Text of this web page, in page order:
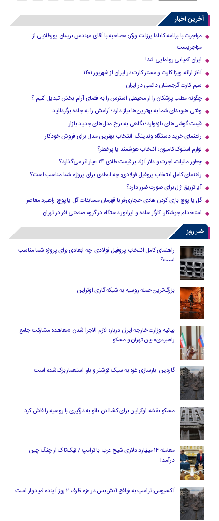
31
32
33
34
35
36
› آخرین اخبار
مهاجرت با برنامه کانادا پرزنت ورکر: مصاحبه با آقای مهندس نریمان پورطلایی از
مهاجریست
ایران کمپانی رونمایی شد!
آغاز ارائه ویزا کارت و مستر کارت در ایران از شهریور ۱۴۰۱
سیم کارت گرجستان دائمی در ایران
چگونه مطب پزشکان را از محیطی استرس زا به فضای آرام بخش تبدیل کنیم ؟
وقتی هیوندای شما به بهترین‌ها نیاز دارد؛ آرامش را به جاده برگردانید
قیمت گوشی‌های تازه‌وارد؛ نگاهی به نرخ مدل‌های جدید بازار
راهنمای خرید دستگاه وندینگ: انتخاب بهترین مدل برای فروش خودکار
لوازم استوک کامیون؛ انتخاب هوشمند یا پرخطر؟
چطور مالیات، اجرت و دلار آزاد بر قیمت طلای ۲۴ عیار اثر می‌گذارد؟
راهنمای کامل انتخاب پروفیل فولادی: چه ابعادی برای پروژه شما مناسب است؟
آیا تزریق ژل برای صورت ضرر دارد​؟
گل یا پوچ بازی کردن هادی حجازی‌فر با قهرمان مسابقات گل یا پوچ-راهبرد معاصر
استخدام جوشکار، کارگر ساده و اپراتور دستگاه در گروه صنعتی آفر در تهران
خبر روز
راهنمای کامل انتخاب پروفیل فولادی: چه ابعادی برای پروژه شما مناسب
است؟
بزرگ‌ترین حمله روسیه به شبکه گازی اوکراین
بیانیه وزارت خارجه ایران درباره لازم‌ الاجرا شدن «معاهده مشارکت جامع
راهبردی» بین تهران و مسکو
گاردین: بازسازی غزه به سبک کوشنر و بلر، استعمار بزک‌شده است
مسکو نقشه اوکراین برای کشاندن ناتو به درگیری با روسیه را فاش کرد
معامله ۱۴ میلیارد دلاری شیخ عرب با ترامپ / تیک‌تاک از چنگ چین
درآمد!
آکسیوس: ترامپ به توافق آتش‌بس در غزه ظرف ۲ روز آینده امیدوار است